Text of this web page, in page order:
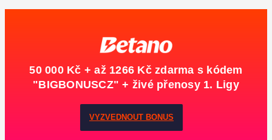
50 000 Kč + až 1266 Kč zdarma s kódem
"BIGBONUSCZ" + živé přenosy 1. Ligy
VYZVEDNOUT BONUS